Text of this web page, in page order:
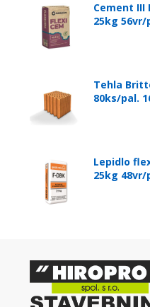
Cement III
25kg 56vr/
Tehla
80ks/pal.
Lepidlo
25kg 48vr/